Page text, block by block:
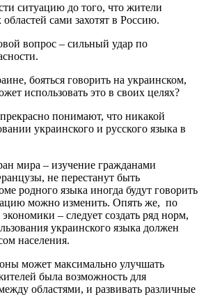
ситуацию до того, что жители
сами захотят в Россию.
вопрос – сильный удар по
бояться говорить на украинском,
использовать это в своих целях?
понимают, что никакой
украинского и русского языка в
мира – изучение гражданами
не перестанут быть
родного языка иногда будут говорить
можно изменить. Опять же, по
– следует создать ряд норм,
украинского языка должен
населения.
может максимально улучшать
была возможность для
областями, и развивать различные